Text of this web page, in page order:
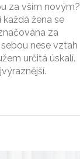
za vším novým?
každá žena se
za
nese vztah
určitá úskalí.